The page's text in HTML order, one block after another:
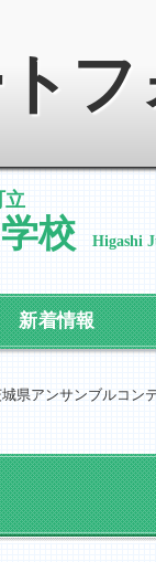
立
校 Higashi
新着情報
県アンサンブルコン